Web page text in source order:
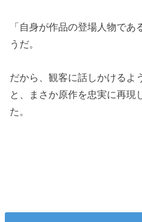
「自身が作品の登場人物で
うだ。
だから、観客に話しかけるよ
と、まさか原作を忠実に再現
た。